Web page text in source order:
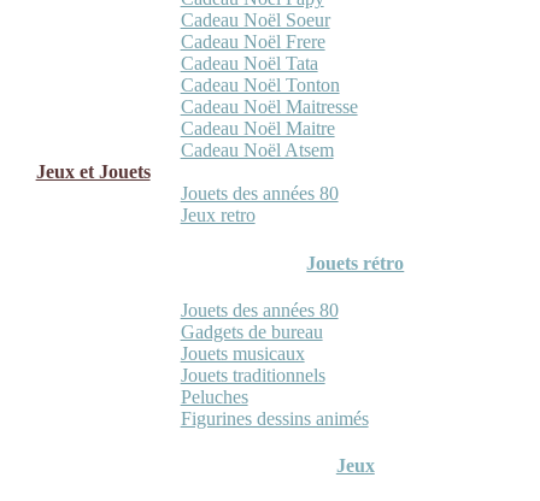
Cadeau Noël Soeur
Cadeau Noël Frere
Cadeau Noël Tata
Cadeau Noël Tonton
Cadeau Noël Maitresse
Cadeau Noël Maitre
Cadeau Noël Atsem
Jeux et Jouets
Jouets des années 80
Jeux retro
Jouets rétro
Jouets des années 80
Gadgets de bureau
Jouets musicaux
Jouets traditionnels
Peluches
Figurines dessins animés
Jeux